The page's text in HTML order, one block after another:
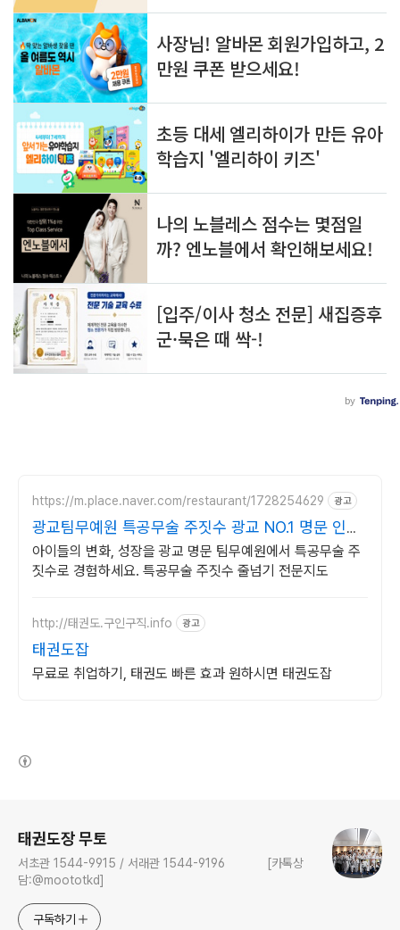
https://m.place.naver.com/restaurant/1728254629 광고
광교팀무예원 특공무술 주짓수 광교 NO.1 명문 인기
도장
아이들의 변화, 성장을 광교 명문 팀무예원에서 특공무술 주
짓수로 경험하세요. 특공무술 주짓수 줄넘기 전문지도
http://태권도.구인구직.info 광고
태권도잡
무료로 취업하기, 태권도 빠른 효과 원하시면 태권도잡
태권도장 무토
서초관 1544-9915 / 서래관 1544-9196 [카톡상
담:@moototkd]
구독하기